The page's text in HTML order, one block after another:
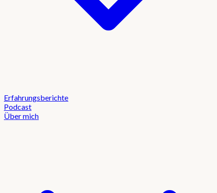
Erfahrungsberichte
Podcast
Über mich